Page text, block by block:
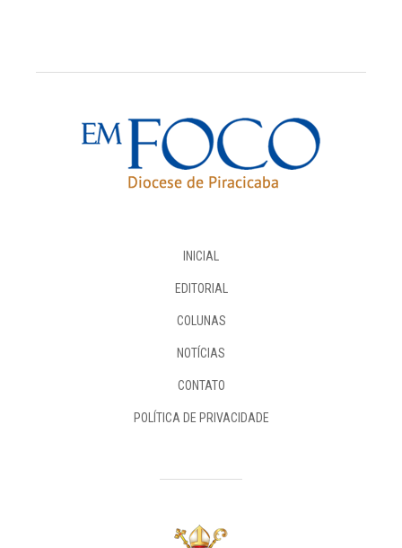
INICIAL
EDITORIAL
COLUNAS
NOTÍCIAS
CONTATO
POLÍTICA DE PRIVACIDADE